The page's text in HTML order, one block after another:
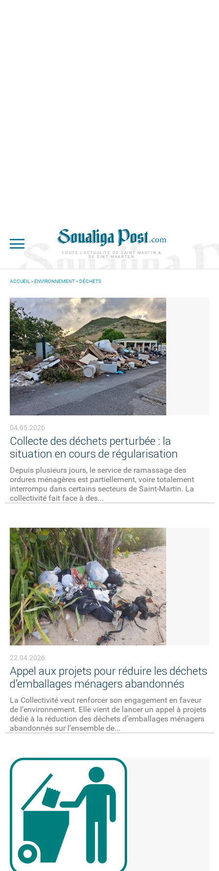
TOUTE L'ACTUALITÉ DE SAINT-MARTIN &
DE SINT MAARTEN
ACCUEIL >ENVIRONNEMENT>DÉCHETS
04.05.2026
Collecte des déchets perturbée : la
situation en cours de régularisation
Depuis plusieurs jours, le service de ramassage des
ordures ménagères est partiellement, voire totalement
interrompu dans certains secteurs de Saint-Martin. La
collectivité fait face à des...
22.04.2026
Appel aux projets pour réduire les déchets
d’emballages ménagers abandonnés
La Collectivité veut renforcer son engagement en faveur
de l’environnement. Elle vient de lancer un appel à projets
dédié à la réduction des déchets d’emballages ménagers
abandonnés sur l’ensemble de...